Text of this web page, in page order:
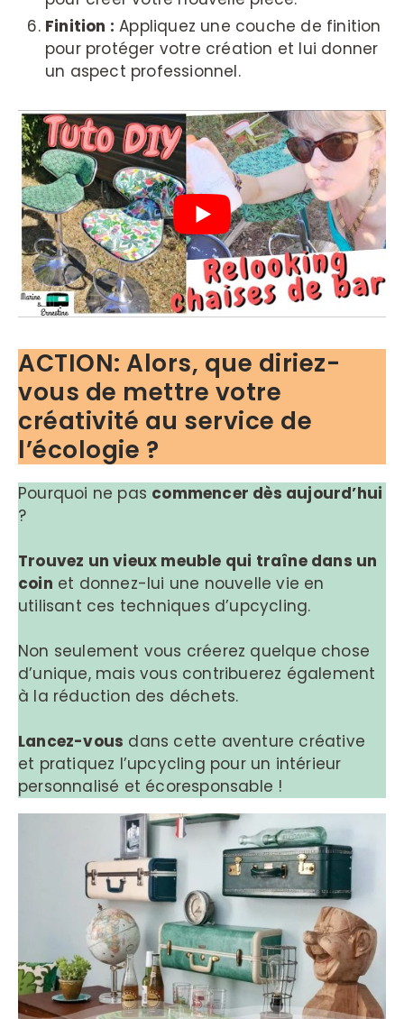
Finition : Appliquez une couche de finition
pour protéger votre création et lui donner
un aspect professionnel.
ACTION: Alors, que diriez-
vous de mettre votre
créativité au service de
l’écologie ?
Pourquoi ne pas commencer dès aujourd’hui
?
Trouvez un vieux meuble qui traîne dans un
coin et donnez-lui une nouvelle vie en
utilisant ces techniques d’upcycling.
Non seulement vous créerez quelque chose
d’unique, mais vous contribuerez également
à la réduction des déchets.
Lancez-vous dans cette aventure créative
et pratiquez l’upcycling pour un intérieur
personnalisé et écoresponsable !